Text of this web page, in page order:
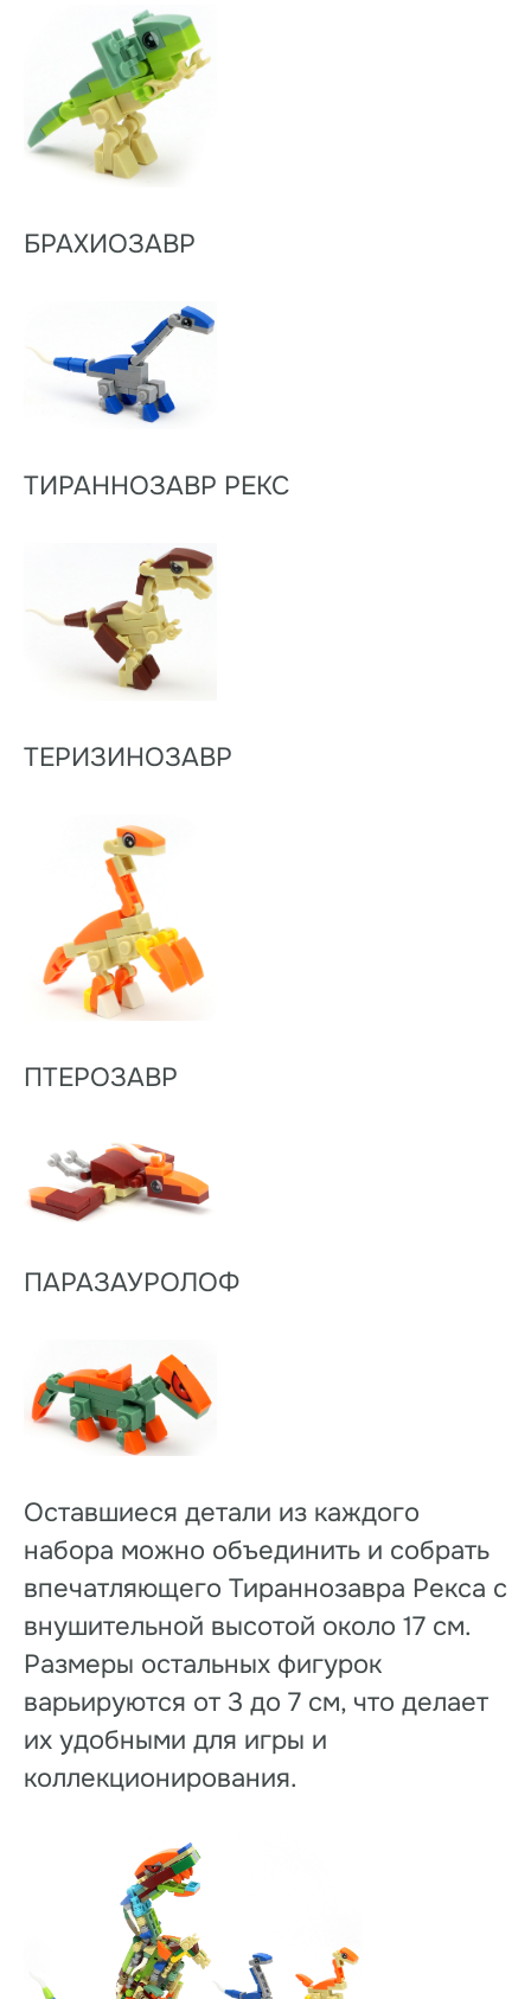
БРАХИОЗАВР
ТИРАННОЗАВР РЕКС
ТЕРИЗИНОЗАВР
ПТЕРОЗАВР
ПАРАЗАУРОЛОФ
Оставшиеся детали из каждого
набора можно объединить и собрать
впечатляющего Тираннозавра Рекса с
внушительной высотой около 17 см.
Размеры остальных фигурок
варьируются от 3 до 7 см, что делает
их удобными для игры и
коллекционирования.